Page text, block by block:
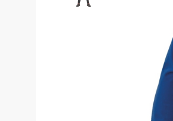
Страховочное оборудование
Противопожарное оборудование